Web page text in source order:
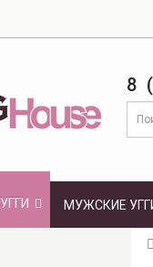
8
МУЖСКИЕ